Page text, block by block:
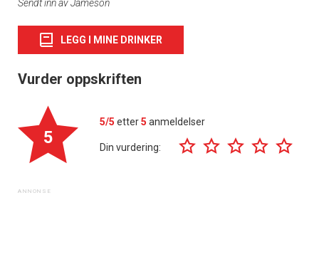
Sendt inn av Jameson
LEGG I MINE DRINKER
Vurder oppskriften
5
5/5 etter5 anmeldelser
Din vurdering: